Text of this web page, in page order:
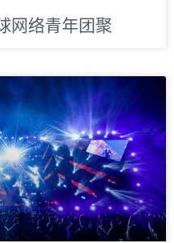
网络青年团聚